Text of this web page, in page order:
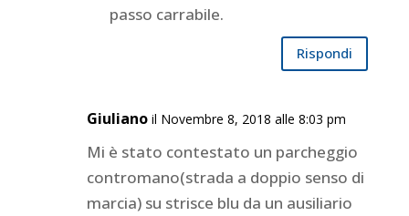
passo carrabile.
Rispondi
Giuliano il Novembre 8, 2018 alle 8:03 pm
Mi è stato contestato un parcheggio
contromano(strada a doppio senso di
marcia) su strisce blu da un ausiliario